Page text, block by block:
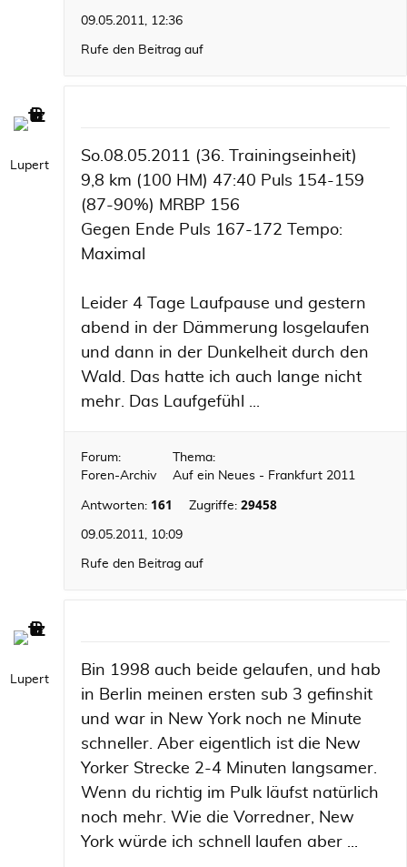
09.05.2011, 12:36
Rufe den Beitrag auf
Lupert
So.08.05.2011 (36. Trainingseinheit)
9,8 km (100 HM) 47:40 Puls 154-159
(87-90%) MRBP 156
Gegen Ende Puls 167-172 Tempo:
Maximal
Leider 4 Tage Laufpause und gestern
abend in der Dämmerung losgelaufen
und dann in der Dunkelheit durch den
Wald. Das hatte ich auch lange nicht
mehr. Das Laufgefühl ...
Forum:
Foren-Archiv
Thema:
Auf ein Neues - Frankfurt 2011
Antworten: 161 Zugriffe: 29458
09.05.2011, 10:09
Rufe den Beitrag auf
Lupert
Bin 1998 auch beide gelaufen, und hab
in Berlin meinen ersten sub 3 gefinshit
und war in New York noch ne Minute
schneller. Aber eigentlich ist die New
Yorker Strecke 2-4 Minuten langsamer.
Wenn du richtig im Pulk läufst natürlich
noch mehr. Wie die Vorredner, New
York würde ich schnell laufen aber ...